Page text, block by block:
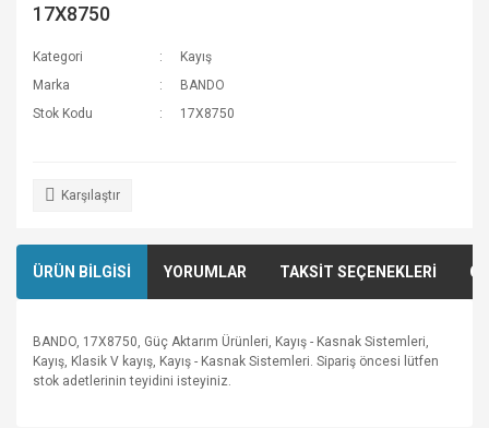
17X8750
Kategori
Kayış
Marka
BANDO
Stok Kodu
17X8750
Karşılaştır
ÜRÜN BİLGİSİ YORUMLAR TAKSİT SEÇENEKLERİ
BANDO, 17X8750, Güç Aktarım Ürünleri, Kayış - Kasnak Sistemleri,
Kayış, Klasik V kayış, Kayış - Kasnak Sistemleri. Sipariş öncesi lütfen
stok adetlerinin teyidini isteyiniz.